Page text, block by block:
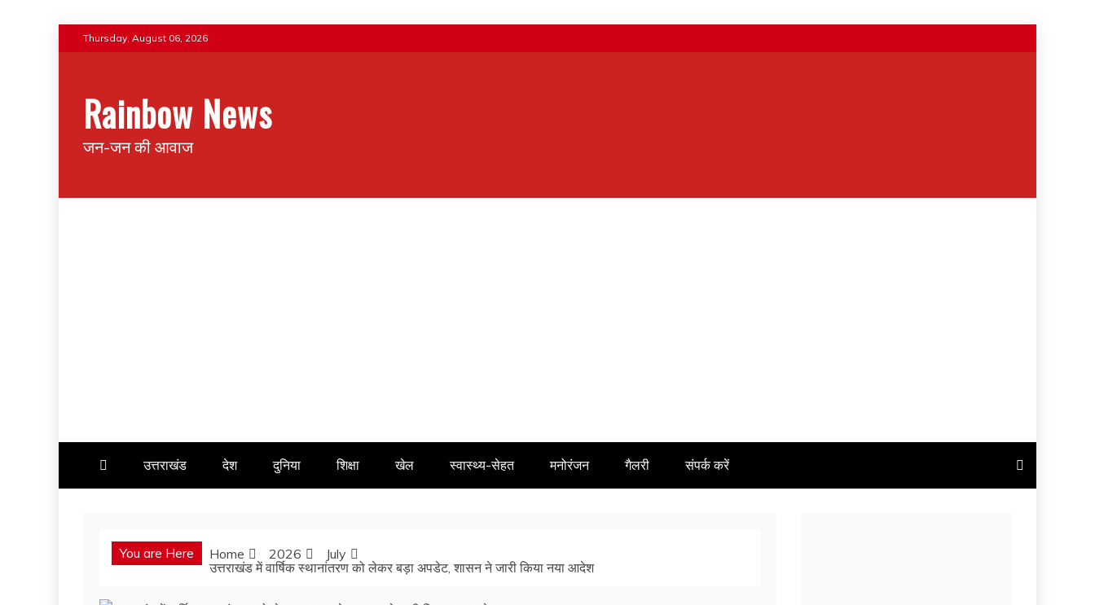
to
Thursday, August 06, 2026
Rainbow News
जन-जन की आवाज
उत्तराखंड देश दुनिया शिक्षा खेल स्वास्थ्य-सेहत मनोरंजन गैलरी संपर्क करें
You are Here Home 2026
July
उत्तराखंड में वार्षिक स्थानांतरण को लेकर बड़ा अपडेट, शासन ने जारी किया नया आदेश